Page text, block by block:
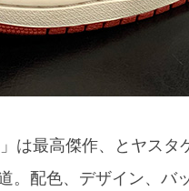
は最高傑作、とヤスタ
道。配色、デザイン、